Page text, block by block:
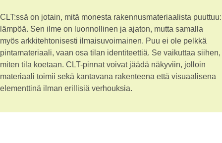
CLT:ssä on jotain, mitä monesta rakennusmateriaalista puuttuu:
lämpöä. Sen ilme on luonnollinen ja ajaton, mutta samalla
myös arkkitehtonisesti ilmaisuvoimainen. Puu ei ole pelkkä
pintamateriaali, vaan osa tilan identiteettiä. Se vaikuttaa siihen,
miten tila koetaan. CLT-pinnat voivat jäädä näkyviin, jolloin
materiaali toimii sekä kantavana rakenteena että visuaalisena
elementtinä ilman erillisiä verhouksia.